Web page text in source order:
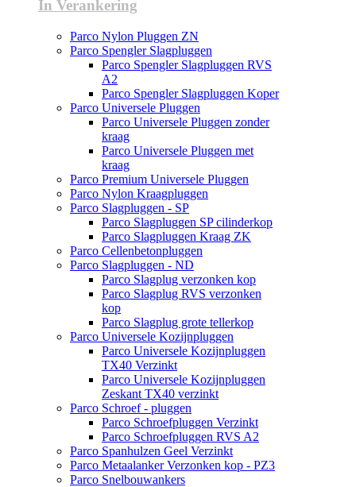
In Verankering
Parco Nylon Pluggen ZN
Parco Spengler Slagpluggen
Parco Spengler Slagpluggen RVS
A2
Parco Spengler Slagpluggen Koper
Parco Universele Pluggen
Parco Universele Pluggen zonder
kraag
Parco Universele Pluggen met
kraag
Parco Premium Universele Pluggen
Parco Nylon Kraagpluggen
Parco Slagpluggen - SP
Parco Slagpluggen SP cilinderkop
Parco Slagpluggen Kraag ZK
Parco Cellenbetonpluggen
Parco Slagpluggen - ND
Parco Slagplug verzonken kop
Parco Slagplug RVS verzonken
kop
Parco Slagplug grote tellerkop
Parco Universele Kozijnpluggen
Parco Universele Kozijnpluggen
TX40 Verzinkt
Parco Universele Kozijnpluggen
Zeskant TX40 verzinkt
Parco Schroef - pluggen
Parco Schroefpluggen Verzinkt
Parco Schroefpluggen RVS A2
Parco Spanhulzen Geel Verzinkt
Parco Metaalanker Verzonken kop - PZ3
Parco Snelbouwankers